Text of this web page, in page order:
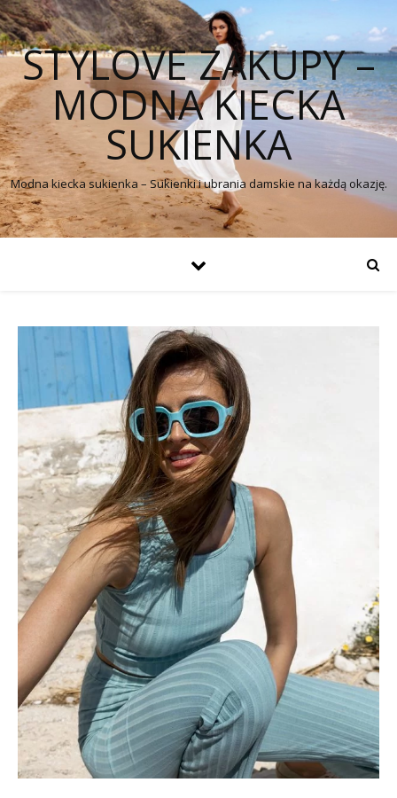
STYLOVE ZAKUPY –
MODNA KIECKA
SUKIENKA
Modna kiecka sukienka – Sukienki i ubrania damskie na każdą okazję.